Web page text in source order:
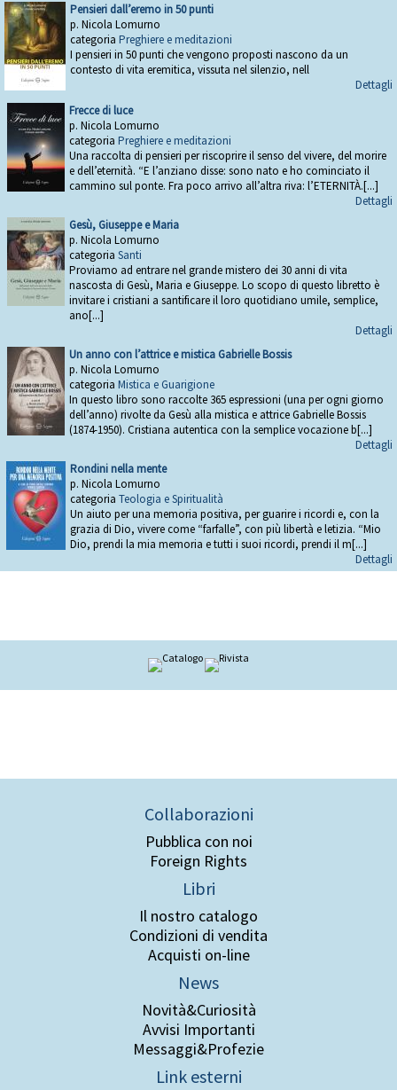
Pensieri dall’eremo in 50 punti
p. Nicola Lomurno
categoria Preghiere e meditazioni
I pensieri in 50 punti che vengono proposti nascono da un
contesto di vita eremitica, vissuta nel silenzio, nell
Dettagli
Frecce di luce
p. Nicola Lomurno
categoria Preghiere e meditazioni
Una raccolta di pensieri per riscoprire il senso del vivere, del morire
e dell’eternità. “E l’anziano disse: sono nato e ho cominciato il
cammino sul ponte. Fra poco arrivo all’altra riva: l’ETERNITÀ.[...]
Dettagli
Gesù, Giuseppe e Maria
p. Nicola Lomurno
categoria Santi
Proviamo ad entrare nel grande mistero dei 30 anni di vita
nascosta di Gesù, Maria e Giuseppe. Lo scopo di questo libretto è
invitare i cristiani a santificare il loro quotidiano umile, semplice,
ano[...]
Dettagli
Un anno con l’attrice e mistica Gabrielle Bossis
p. Nicola Lomurno
categoria Mistica e Guarigione
In questo libro sono raccolte 365 espressioni (una per ogni giorno
dell’anno) rivolte da Gesù alla mistica e attrice Gabrielle Bossis
(1874-1950). Cristiana autentica con la semplice vocazione b[...]
Dettagli
Rondini nella mente
p. Nicola Lomurno
categoria Teologia e Spiritualità
Un aiuto per una memoria positiva, per guarire i ricordi e, con la
grazia di Dio, vivere come “farfalle”, con più libertà e letizia. “Mio
Dio, prendi la mia memoria e tutti i suoi ricordi, prendi il m[...]
Dettagli
Collaborazioni
Pubblica con noi
Foreign Rights
Libri
Il nostro catalogo
Condizioni di vendita
Acquisti on-line
News
Novità&Curiosità
Avvisi Importanti
Messaggi&Profezie
Link esterni